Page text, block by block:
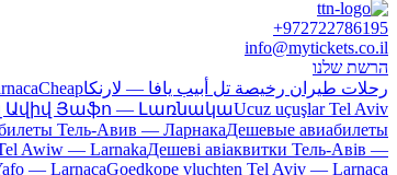
+972722786195
info@mytickets.co.il
הרשת שלנו
رحلات طيران رخيصة تل أبيب يافا — لارنكاCheap
Ավիվ Յաֆո — ԼառնակաUcuz uçuşlar Tel Aviv
Тель-Авив — ЛарнакаДешевые авиабилеты
Awiw — LarnakaДешеві авіаквитки Тель-Авів —
— LarnacaGoedkope vluchten Tel Aviv — Larnaca